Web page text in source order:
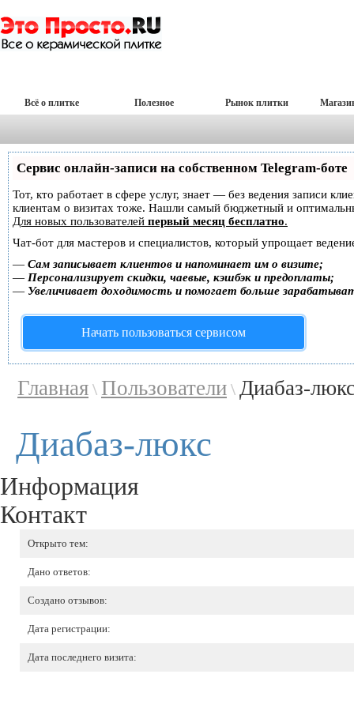
Всё о плитке Полезное Рынок плитки
Сервис онлайн-записи на собственном Telegram-боте
Тот, кто работает в сфере услуг, знает — без ведения записи
клиентам о визитах тоже. Нашли самый бюджетный и
Для новых пользователей первый месяц бесплатно.
Чат-бот для мастеров и специалистов, который упрощает
— Сам записывает клиентов и напоминает им о визите;
— Персонализирует скидки, чаевые, кэшбэк и предоплаты;
— Увеличивает доходимость и помогает больше
Начать пользоваться сервисом
Главная \ Пользователи \ Диабаз-
Диабаз-люкс
Информация
Контакт
Открыто тем:
Дано ответов:
Создано отзывов:
Дата регистрации:
Дата последнего визита: